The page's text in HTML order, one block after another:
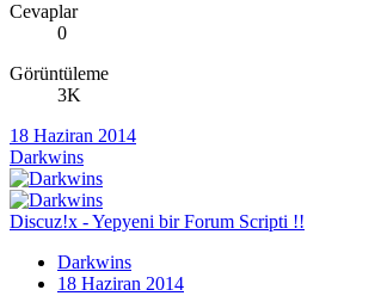
Cevaplar
0
Görüntüleme
3K
18 Haziran 2014
Darkwins
Discuz!x - Yepyeni bir Forum Scripti !!
Darkwins
18 Haziran 2014